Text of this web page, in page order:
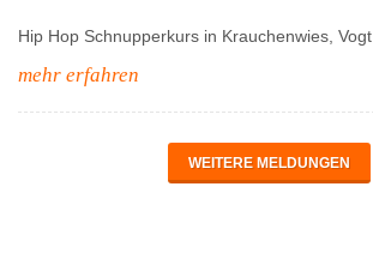
Hip Hop Schnupperkurs in Krauchenwies, Vogt
mehr erfahren
WEITERE MELDUNGEN